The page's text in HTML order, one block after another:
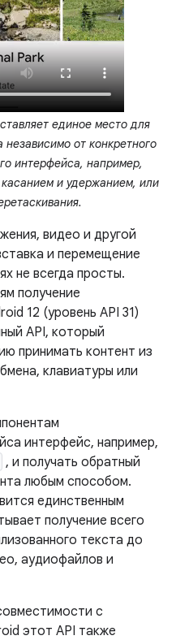
единое место для
от конкретного
интерфейса, например,
и удержанием, или
видео и другой
и перемещение
не всегда просты.
получение
12 (уровень API 31)
API, который
принимать контент из
клавиатуры или
интерфейс, например,
, и получать обратный
любым способом.
единственным
получение всего
текста до
аудиофайлов и
с
этот API также